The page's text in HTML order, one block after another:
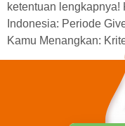
ketentuan
Indonesia: Periode
Kamu Menangkan: